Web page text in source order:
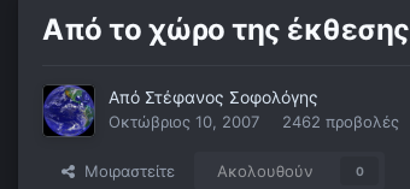
Από το χώρο της έκθεσης
Από Στέφανος Σοφολόγης
Οκτώβριος 10, 2007 2462 προβολές
Μοιραστείτε Ακολουθούν 0